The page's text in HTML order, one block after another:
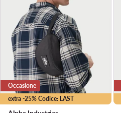
extra -25% Codice: LAST
Occasione